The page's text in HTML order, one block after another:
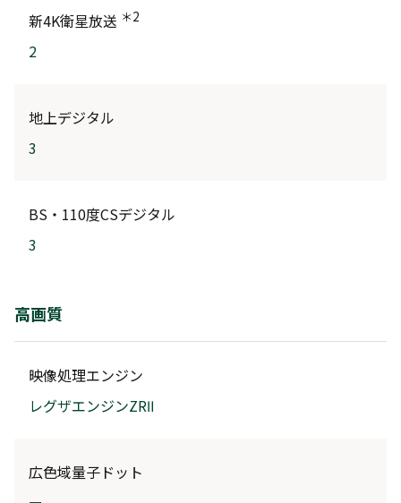
新4K衛星放送 ＊2
2
地上デジタル
3
BS・110度CSデジタル
3
高画質
映像処理エンジン
レグザエンジンZRⅡ
広色域量子ドット